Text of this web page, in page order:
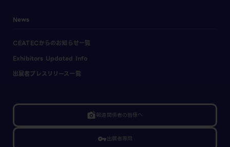
News
CEATECからのお知らせ一覧
Exhibitors Updated Info
出展者プレスリリース一覧
linked_camera報道関係者の皆様へ
vpn_key出展者専用